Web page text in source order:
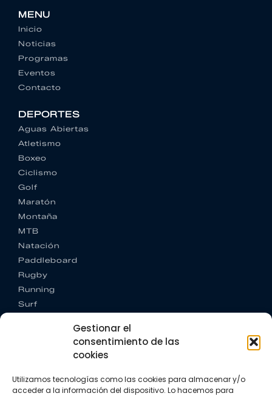
Gestionar el
consentimiento de las
cookies
Utilizamos tecnologías como las cookies para almacenar y/o
acceder a la información del dispositivo. Lo hacemos para
MENU
Inicio
Noticias
Programas
Eventos
Contacto
DEPORTES
Aguas Abiertas
Atletismo
Boxeo
Ciclismo
Golf
Maratón
Montaña
MTB
Natación
Paddleboard
Rugby
Running
Surf
CONTACTO
+34 662 342 177